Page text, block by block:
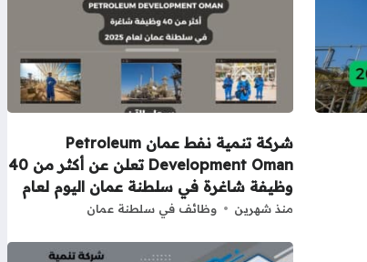
شركة تنمية نفط عمان Petroleum
Development Oman تعلن عن أكثر من 40
وظيفة شاغرة في سلطنة عمان اليوم لعام
منذ شهرين وظائف في سلطنة عمان